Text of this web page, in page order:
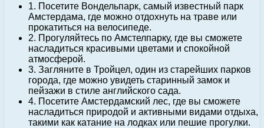
1. Посетите Вондельпарк, самый известный парк
Амстердама, где можно отдохнуть на траве или
прокатиться на велосипеде.
2. Прогуляйтесь по Амстелпарку, где вы сможете
насладиться красивыми цветами и спокойной
атмосферой.
3. Загляните в Тройцел, один из старейших парков
города, где можно увидеть старинный замок и
пейзажи в стиле английского сада.
4. Посетите Амстердамский лес, где вы сможете
насладиться природой и активными видами отдыха,
такими как катание на лодках или пешие прогулки.